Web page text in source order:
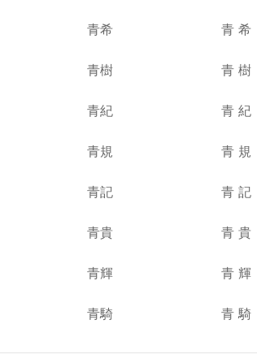
青希 青 希
青樹 青 樹
青紀 青 紀
青規 青 規
青記 青 記
青貴 青 貴
青輝 青 輝
青騎 青 騎